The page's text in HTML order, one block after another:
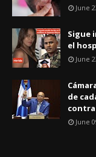
June
Sigue
el
June
de
June